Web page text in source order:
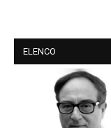
ELENCO